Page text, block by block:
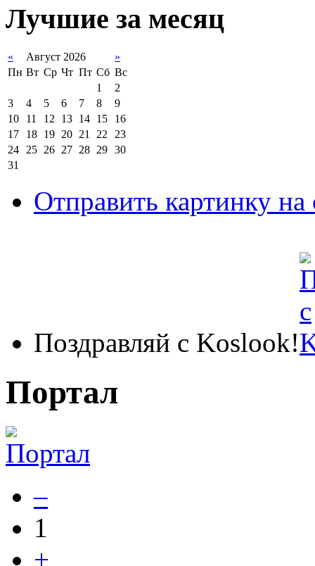
Лучшие за месяц
« Август 2026
»
Пн Вт Ср Чт Пт Сб Вс
1
2
3
4 5 6 7 8
9
10
11 12 13 14 15
16
17
18 19 20 21 22
23
24
25 26 27 28 29 30
31
Отправить картинку на
Поздравляй с Koslook!
Портал
–
1
+